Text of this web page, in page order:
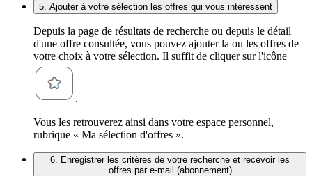
5. Ajouter à votre sélection les offres qui vous intéressent
Depuis la page de résultats de recherche ou depuis le détail
d'une offre consultée, vous pouvez ajouter la ou les offres de
votre choix à votre sélection. Il suffit de cliquer sur l'icône
.
Vous les retrouverez ainsi dans votre espace personnel,
rubrique « Ma sélection d'offres ».
6. Enregistrer les critères de votre recherche et recevoir les
offres par e-mail (abonnement)